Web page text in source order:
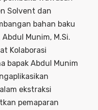
Solvent dan
bahan baku
Munim, M.Si.
Kolaborasi
bapak Abdul Munim
ekstraksi
pemaparan